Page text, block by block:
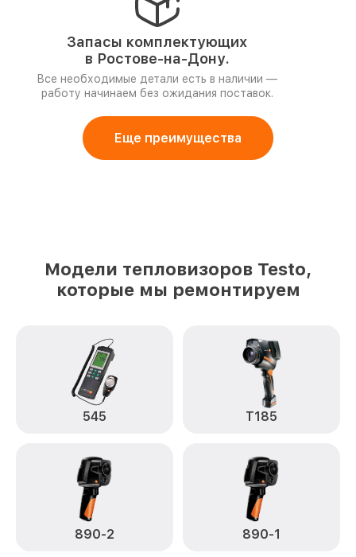
Запасы комплектующих
в Ростове-на-Дону.
Все необходимые детали есть в наличии —
работу начинаем без ожидания поставок.
Еще преимущества
Модели тепловизоров Testo,
которые мы ремонтируем
545 T185
890-2 890-1